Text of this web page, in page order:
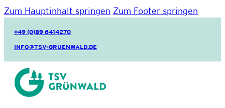
Zum Hauptinhalt springen Zum Footer springen
+49 (0)89 6414270
INFO@TSV-GRUENWALD.DE